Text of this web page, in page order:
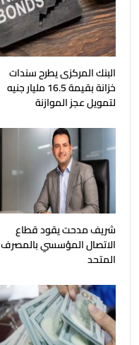
البنك المركزى يطرح سندات
خزانة بقيمة 16.5 مليار جنيه
لتمويل عجز الموازنة
شريف مدحت يقود قطاع
الاتصال المؤسسي بالمصرف
المتحد